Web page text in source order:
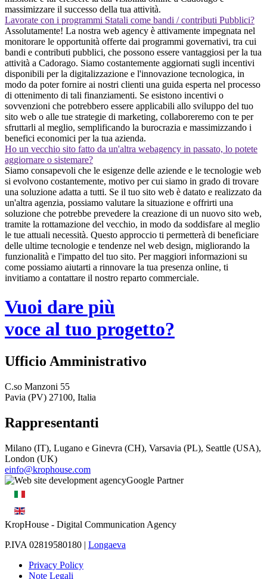
massimizzare il successo della tua attività.
Lavorate con i programmi Statali come bandi / contributi Pubblici?
Assolutamente! La nostra web agency è attivamente impegnata nel
monitorare le opportunità offerte dai programmi governativi, tra cui
bandi e contributi pubblici, che possono essere vantaggiosi per la tua
attività a Cadorago. Siamo costantemente aggiornati sugli incentivi
disponibili per la digitalizzazione e l'innovazione tecnologica, in
modo da poter fornire ai nostri clienti una guida esperta nel processo
di ottenimento di tali finanziamenti. Se esistono incentivi o
sovvenzioni che potrebbero essere applicabili allo sviluppo del tuo
sito web o alle tue strategie di marketing, collaboreremo con te per
sfruttarli al meglio, semplificando la burocrazia e massimizzando i
benefici economici per la tua azienda.
Ho un vecchio sito fatto da un'altra webagency in passato, lo potete
aggiornare o sistemare?
Siamo consapevoli che le esigenze delle aziende e le tecnologie web
si evolvono costantemente, motivo per cui siamo in grado di trovare
una soluzione adatta a tutti. Se il tuo sito web è datato e realizzato da
un'altra agenzia, possiamo valutare la situazione e offrirti una
soluzione che potrebbe prevedere la creazione di un nuovo sito web,
tramite la rottamazione del vecchio, in modo da soddisfare al meglio
le tue attuali necessità. Questo approccio ti permetterà di beneficiare
delle ultime tecnologie e tendenze nel web design, migliorando la
funzionalità e l'impatto del tuo sito. Per maggiori informazioni su
come possiamo aiutarti a rinnovare la tua presenza online, ti
invitiamo a contattare il nostro reparto commerciale.
Vuoi dare più
voce al tuo progetto?
Ufficio Amministrativo
C.so Manzoni 55
Pavia (PV) 27100, Italia
Rappresentanti
Milano (IT), Lugano e Ginevra (CH), Varsavia (PL), Seattle (USA),
London (UK)
einfo@krophouse.com
KropHouse - Digital Communication Agency
P.IVA 02819580180 | Longaeva
Privacy Policy
Note Legali